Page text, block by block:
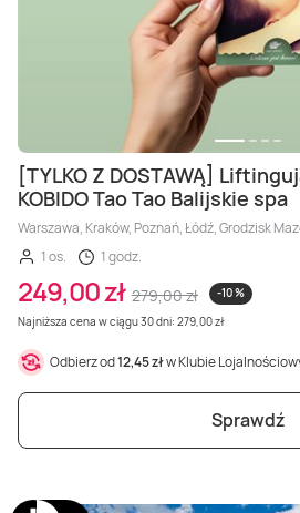
[TYLKO Z DOSTAWĄ]
KOBIDO Tao Tao Balijskie spa
Warszawa, Kraków, Poznań, Łódź, Grodzisk
1 os.
1 godz.
249,00 zł 279,00 zł
-10 %
Najniższa cena w ciągu 30 dni: 279,00 zł
Odbierz od12,45 złw Klubie
Sprawdź